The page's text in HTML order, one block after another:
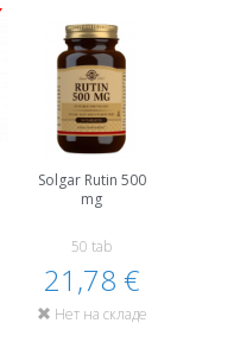
Solgar Rutin 500
mg
50 tab
21,78 €
Нет на складе